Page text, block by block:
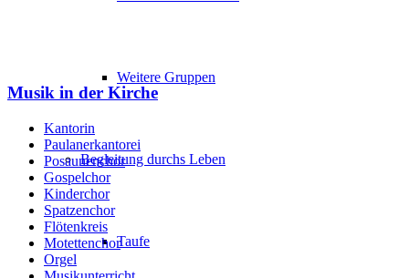
Weitere Gruppen
Begleitung durchs Leben
Taufe
Musik in der Kirche
Kantorin
Paulanerkantorei
Posaunenchor
Gospelchor
Kinderchor
Spatzenchor
Flötenkreis
Motettenchor
Orgel